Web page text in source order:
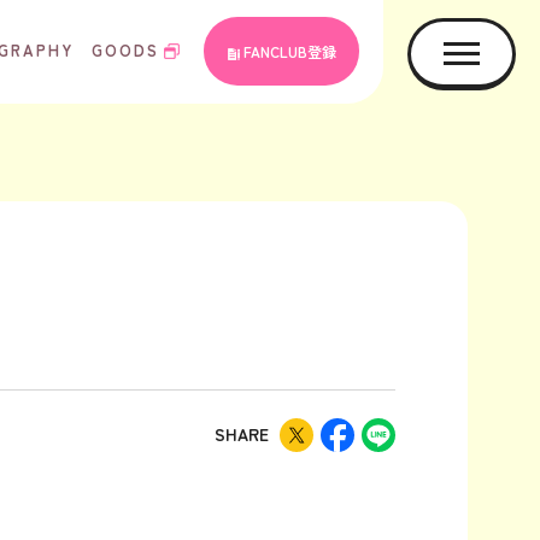
GOODS FANCLUB登録
SHARE